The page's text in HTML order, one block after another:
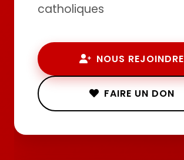
catholiques
NOUS REJOINDRE
FAIRE UN DON